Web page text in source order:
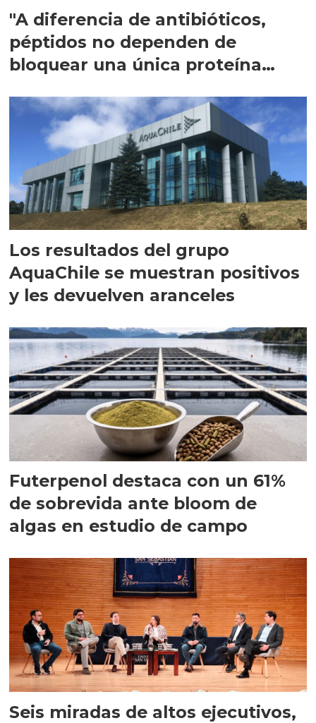
"A diferencia de antibióticos,
péptidos no dependen de
bloquear una única proteína
Los resultados del grupo
AquaChile se muestran positivos
y les devuelven aranceles
Futerpenol destaca con un 61%
de sobrevida ante bloom de
algas en estudio de campo
Seis miradas de altos ejecutivos,